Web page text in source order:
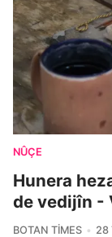
NÛÇE
Hunera
de vedijîn -
BOTAN TIMES 28